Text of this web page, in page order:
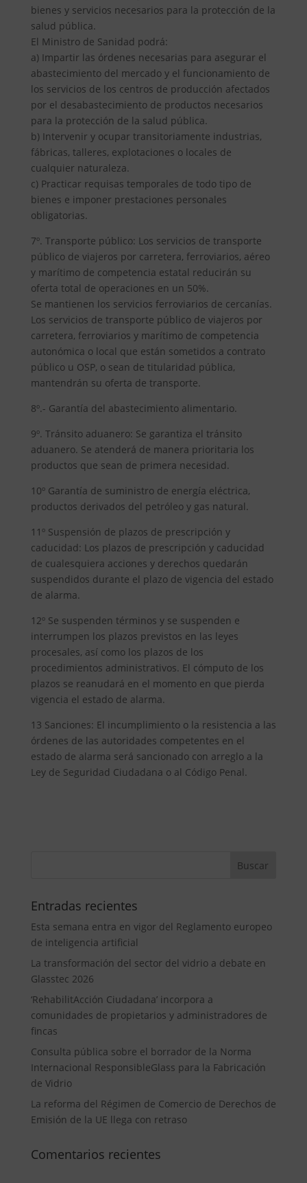
bienes y servicios necesarios para la protección de la
salud pública.
El Ministro de Sanidad podrá:
a) Impartir las órdenes necesarias para asegurar el
abastecimiento del mercado y el funcionamiento de
los servicios de los centros de producción afectados
por el desabastecimiento de productos necesarios
para la protección de la salud pública.
b) Intervenir y ocupar transitoriamente industrias,
fábricas, talleres, explotaciones o locales de
cualquier naturaleza.
c) Practicar requisas temporales de todo tipo de
bienes e imponer prestaciones personales
obligatorias.
7º. Transporte público: Los servicios de transporte
público de viajeros por carretera, ferroviarios, aéreo
y marítimo de competencia estatal reducirán su
oferta total de operaciones en un 50%.
Se mantienen los servicios ferroviarios de cercanías.
Los servicios de transporte público de viajeros por
carretera, ferroviarios y marítimo de competencia
autonómica o local que están sometidos a contrato
público u OSP, o sean de titularidad pública,
mantendrán su oferta de transporte.
8º.- Garantía del abastecimiento alimentario.
9º. Tránsito aduanero: Se garantiza el tránsito
aduanero. Se atenderá de manera prioritaria los
productos que sean de primera necesidad.
10º Garantía de suministro de energía eléctrica,
productos derivados del petróleo y gas natural.
11º Suspensión de plazos de prescripción y
caducidad: Los plazos de prescripción y caducidad
de cualesquiera acciones y derechos quedarán
suspendidos durante el plazo de vigencia del estado
de alarma.
12º Se suspenden términos y se suspenden e
interrumpen los plazos previstos en las leyes
procesales, así como los plazos de los
procedimientos administrativos. El cómputo de los
plazos se reanudará en el momento en que pierda
vigencia el estado de alarma.
13 Sanciones: El incumplimiento o la resistencia a las
órdenes de las autoridades competentes en el
estado de alarma será sancionado con arreglo a la
Ley de Seguridad Ciudadana o al Código Penal.
Entradas recientes
Esta semana entra en vigor del Reglamento europeo
de inteligencia artificial
La transformación del sector del vidrio a debate en
Glasstec 2026
‘RehabilitAcción Ciudadana’ incorpora a
comunidades de propietarios y administradores de
fincas
Consulta pública sobre el borrador de la Norma
Internacional ResponsibleGlass para la Fabricación
de Vidrio
La reforma del Régimen de Comercio de Derechos de
Emisión de la UE llega con retraso
Comentarios recientes